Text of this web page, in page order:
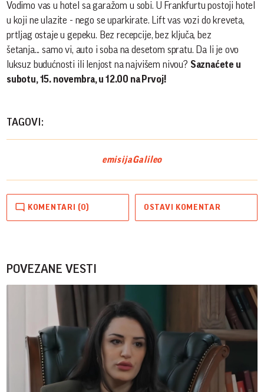
Vodimo vas u hotel sa garažom u sobi. U Frankfurtu postoji hotel
u koji ne ulazite - nego se uparkirate. Lift vas vozi do kreveta,
prtljag ostaje u gepeku. Bez recepcije, bez ključa, bez
šetanja... samo vi, auto i soba na desetom spratu. Da li je ovo
luksuz budućnosti ili lenjost na najvišem nivou? Saznaćete u
subotu, 15. novembra, u 12.00 na Prvoj!
TAGOVI:
emisijaGalileo
KOMENTARI (0) OSTAVI KOMENTAR
POVEZANE VESTI